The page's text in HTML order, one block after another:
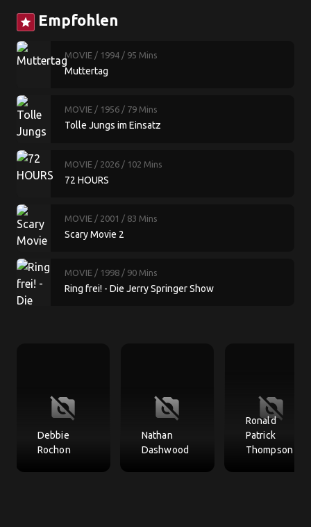
star Empfohlen
MOVIE / 1994 / 95 Mins
Muttertag
MOVIE / 1956 / 79 Mins
Tolle Jungs im Einsatz
MOVIE / 2026 / 102 Mins
72 HOURS
MOVIE / 2001 / 83 Mins
Scary Movie 2
MOVIE / 1998 / 90 Mins
Ring frei! - Die Jerry Springer Show
no_photography
Debbie
Rochon
no_photography
Nathan
Dashwood
no_photography
Ronald
Patrick
Thompson